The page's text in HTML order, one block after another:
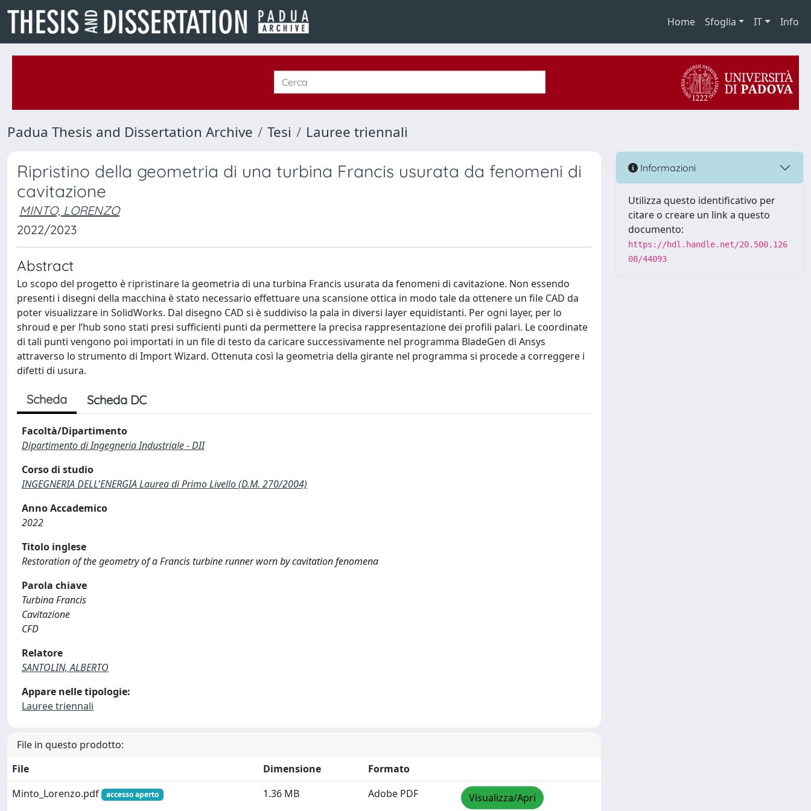
Home Sfoglia IT Info
Padua Thesis and Dissertation Archive Tesi Lauree triennali
Ripristino della geometria di una turbina Francis usurata da fenomeni di
cavitazione
MINTO, LORENZO
2022/2023
Abstract
Lo scopo del progetto è ripristinare la geometria di una turbina Francis usurata da fenomeni di cavitazione. Non essendo
presenti i disegni della macchina è stato necessario effettuare una scansione ottica in modo tale da ottenere un file CAD da
poter visualizzare in SolidWorks. Dal disegno CAD si è suddiviso la pala in diversi layer equidistanti. Per ogni layer, per lo
shroud e per l’hub sono stati presi sufficienti punti da permettere la precisa rappresentazione dei profili palari. Le coordinate
di tali punti vengono poi importati in un file di testo da caricare successivamente nel programma BladeGen di Ansys
attraverso lo strumento di Import Wizard. Ottenuta così la geometria della girante nel programma si procede a correggere i
difetti di usura.
Scheda Scheda DC
Facoltà/Dipartimento
Dipartimento di Ingegneria Industriale - DII
Corso di studio
INGEGNERIA DELL'ENERGIA Laurea di Primo Livello (D.M. 270/2004)
Anno Accademico
2022
Titolo inglese
Restoration of the geometry of a Francis turbine runner worn by cavitation fenomena
Parola chiave
Turbina Francis
Cavitazione
CFD
Relatore
SANTOLIN, ALBERTO
Appare nelle tipologie:
Lauree triennali
File in questo prodotto:
File
Dimensione
Formato
Minto_Lorenzo.pdf
accesso aperto 1.36 MB Adobe PDF Visualizza/Apri
Informazioni
Utilizza questo identificativo per
citare o creare un link a questo
documento:
https://hdl.handle.net/20.500.126
08/44093